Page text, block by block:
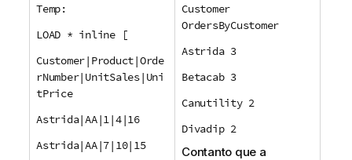
Temp:
LOAD * inline [
Customer|Product|Orde
rNumber|UnitSales|Uni
tPrice
Astrida|AA|1|4|16
Astrida|AA|7|10|15
Customer
OrdersByCustomer
Astrida 3
Betacab 3
Canutility 2
Divadip 2
Contanto que a